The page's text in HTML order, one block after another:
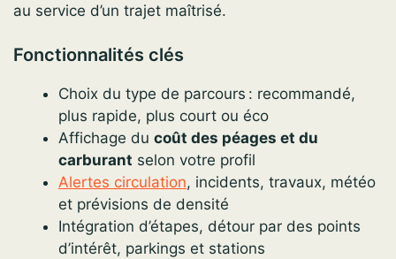
au service d’un trajet maîtrisé.
Fonctionnalités clés
Choix du type de parcours : recommandé,
plus rapide, plus court ou éco
Affichage du coût des péages et du
carburant selon votre profil
Alertes circulation, incidents, travaux, météo
et prévisions de densité
Intégration d’étapes, détour par des points
d’intérêt, parkings et stations